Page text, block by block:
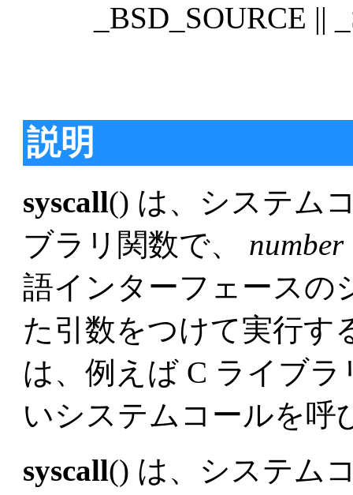
_BSD_SOURCE ||
説明
syscall() は、システム
ブラリ関数で、 number
語インターフェースの
た引数をつけて実行す
は、例えば C ライブ
いシステムコールを呼
syscall() は、システム